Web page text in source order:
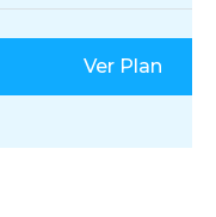
Ver Plan